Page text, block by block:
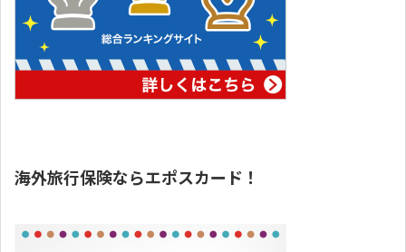
海外旅行保険ならエポスカード！